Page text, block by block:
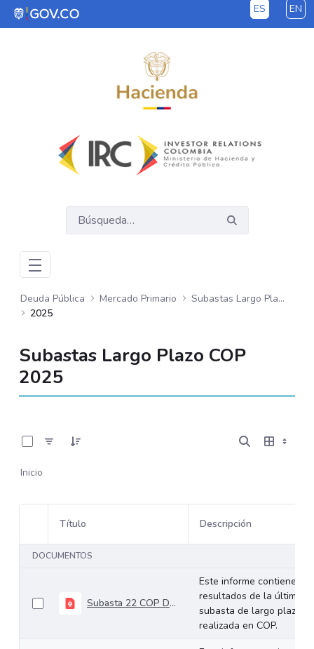
Saltar al contenido principal ES EN
Deuda Pública Mercado Primario
Subastas Largo Plazo - COP
2025
Subastas Largo Plazo COP
2025
Inicio
Selección del elemento
Título Descripción
DOCUMENTOS
Subasta 22 COP Diciembre 10 de 2025
Este informe contiene los
resultados de la última
subasta de largo plazo
realizada en COP.